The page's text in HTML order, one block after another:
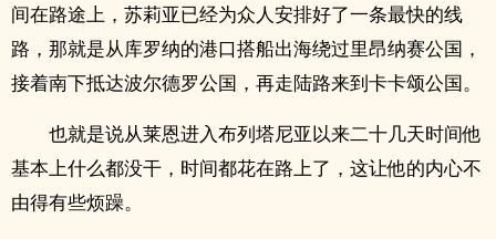
间在路途上，苏莉亚已经为众人安排好了一条最快的线
路，那就是从库罗纳的港口搭船出海绕过里昂纳赛公国，
接着南下抵达波尔德罗公国，再走陆路来到卡卡颂公国。
也就是说从莱恩进入布列塔尼亚以来二十几天时间他
基本上什么都没干，时间都花在路上了，这让他的内心不
由得有些烦躁。